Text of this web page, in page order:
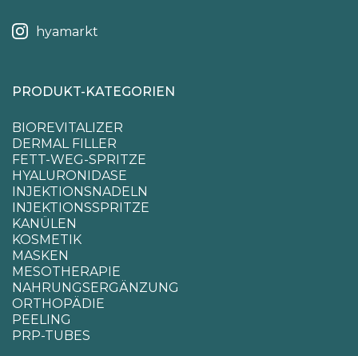
hyamarkt
PRODUKT-KATEGORIEN
BIOREVITALIZER
DERMAL FILLER
FETT-WEG-SPRITZE
HYALURONIDASE
INJEKTIONSNADELN
INJEKTIONSSPRITZE
KANÜLEN
KOSMETIK
MASKEN
MESOTHERAPIE
NAHRUNGSERGÄNZUNG
ORTHOPÄDIE
PEELING
PRP-TUBES